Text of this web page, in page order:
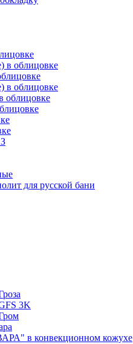
в облицовке
в облицовке
облицовке
для русской бани
3K
в конвекционном кожухе